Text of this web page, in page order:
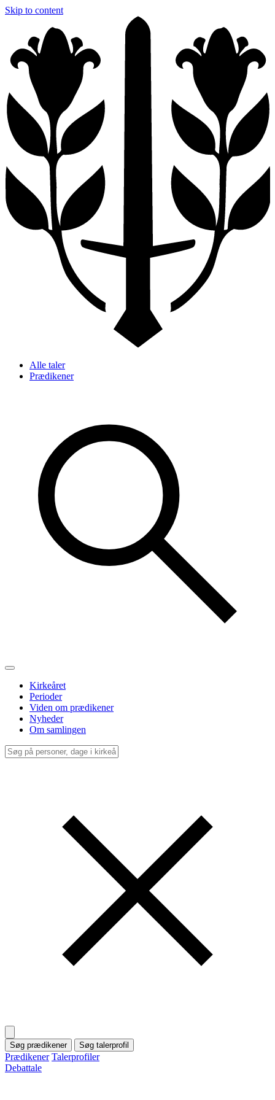
Skip to content
Alle taler
Prædikener
Kirkeåret
Perioder
Viden om prædikener
Nyheder
Om samlingen
Søg prædikener Søg talerprofil
Prædikener Talerprofiler
Debattale